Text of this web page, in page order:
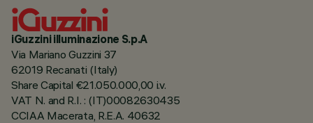
iGuzzini illuminazione S.p.A
Via Mariano Guzzini 37
62019 Recanati (Italy)
Share Capital €21.050.000,00 i.v.
VAT N. and R.I. : (IT)00082630435
CCIAA Macerata, R.E.A. 40632